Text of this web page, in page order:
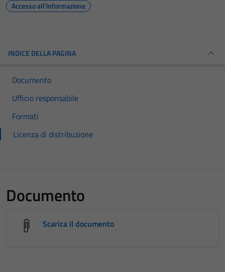
Accesso all'informazione
INDICE DELLA PAGINA
Documento
Ufficio responsabile
Formati
Licenza di distribuzione
Documento
Scarica il documento